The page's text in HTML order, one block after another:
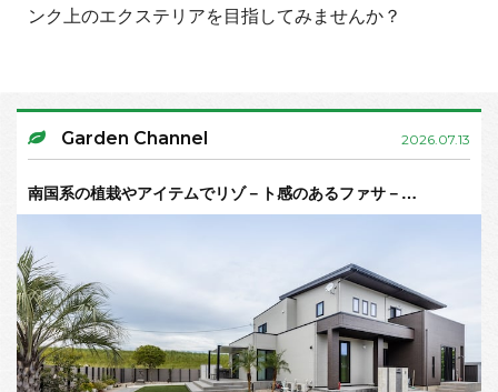
ンク上のエクステリアを目指してみませんか？
Garden Channel 2026.07.13
南国系の植栽やアイテムでリゾ－ト感のあるファサ－…